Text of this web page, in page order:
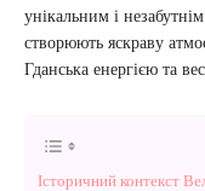
унікальним і
створюють яскраву
Гданська енергією та
Історичний контекст